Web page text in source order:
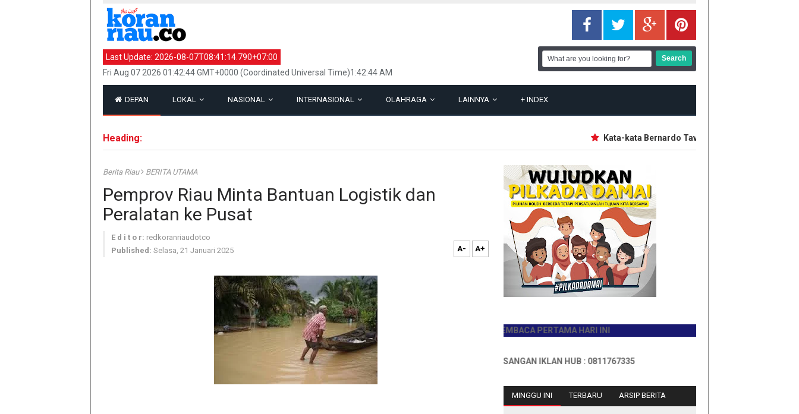
Last Update: 2026-08-07T08:41:14.790+07:00
Fri Aug 07 2026 01:42:44 GMT+0000 (Coordinated Universal Time)1:42:44 AM
DEPAN LOKAL NASIONAL INTERNASIONAL OLAHRAGA LAINNYA + INDEX
Heading: Kata-kata Bernardo Tavares usai Persebaya Juara
Berita Riau BERITA UTAMA
Pemprov Riau Minta Bantuan Logistik dan
Peralatan ke Pusat
E d i t o r: redkoranriaudotco
Published: Selasa, 21 Januari 2025 A- A+
JADILAH PEMBACA PERTAMA HARI INI
INFO PEMASANGAN IKLAN HUB : 0811767335
MINGGU INI TERBARU ARSIP BERITA